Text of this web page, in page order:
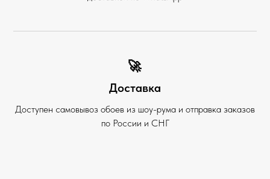
🚀
Доставка
Доступен самовывоз обоев из шоу-рума и отправка заказов
по России и СНГ